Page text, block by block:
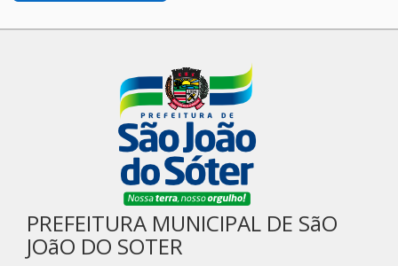
PREFEITURA MUNICIPAL DE SãO
JOãO DO SOTER